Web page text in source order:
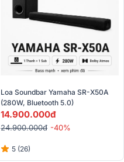
Loa Soundbar Yamaha SR-X50A
(280W, Bluetooth 5.0)
14.900.000đ
24.900.000đ -40%
5 (26)